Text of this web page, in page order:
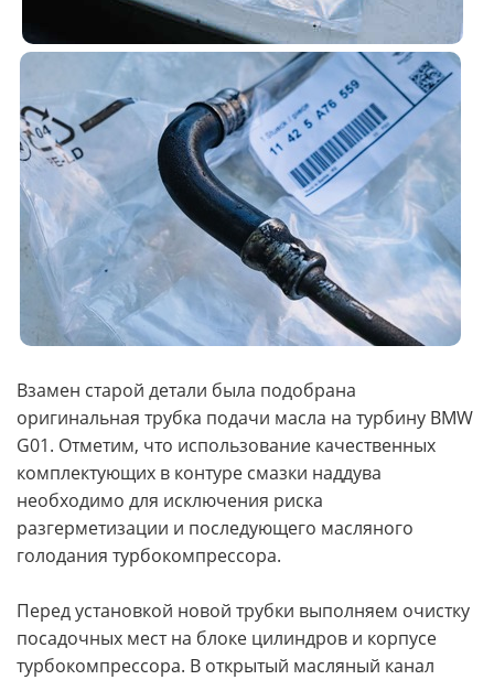
Взамен старой детали была подобрана
оригинальная трубка подачи масла на турбину BMW
G01. Отметим, что использование качественных
комплектующих в контуре смазки наддува
необходимо для исключения риска
разгерметизации и последующего масляного
голодания турбокомпрессора.
Перед установкой новой трубки выполняем очистку
посадочных мест на блоке цилиндров и корпусе
турбокомпрессора. В открытый масляный канал